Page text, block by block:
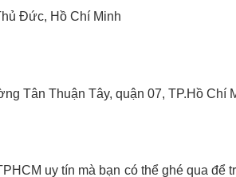
Đức, Hồ Chí Minh
Tân Thuận Tây, quận 07, TP.Hồ Chí
uy tín mà bạn có thể ghé qua để